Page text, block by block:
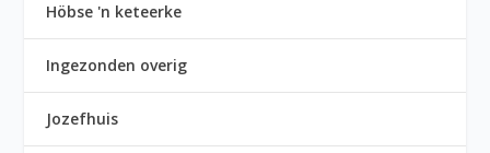
Höbse 'n keteerke
Ingezonden overig
Jozefhuis